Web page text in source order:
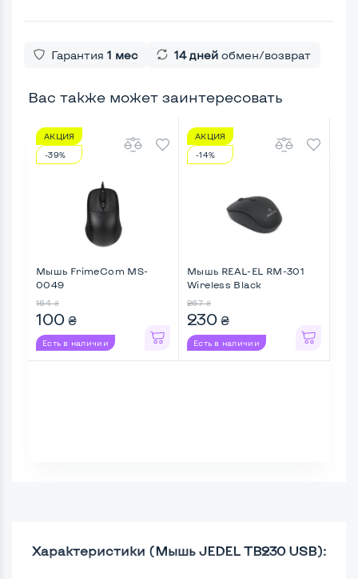
Гарантия 1 мес 14 дней обмен/возврат
Вас также может заинтересовать
АКЦИЯ
-39%
Мышь FrimeCom MS-
0049
164 ₴
100 ₴
Есть в наличии
АКЦИЯ
-14%
Мышь REAL-EL RM-301
Wireless Black
267 ₴
230 ₴
Есть в наличии
Характеристики (Мышь JEDEL TB230 USB):